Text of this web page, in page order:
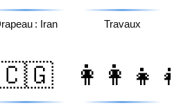
: Iran Travaux